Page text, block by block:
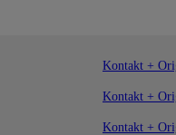
Kontakt +
Kontakt +
Kontakt +